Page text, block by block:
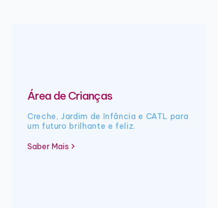
Área de Crianças
Creche, Jardim de Infância e CATL para
um futuro brilhante e feliz.
Saber Mais